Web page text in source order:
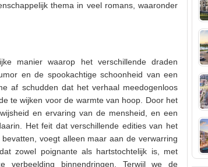
thema in veel romans, waaronder
manier waarop het verschillende draden
en de spookachtige schoonheid van een
af schudden dat het verhaal meedogenloos
te wijken voor de warmte van hoop. Door het
en ervaring van de mensheid, en een
Het feit dat verschillende edities van het
voegt alleen maar aan de verwarring
zowel poignante als hartstochtelijk is, met
binnendringen. Terwijl we de